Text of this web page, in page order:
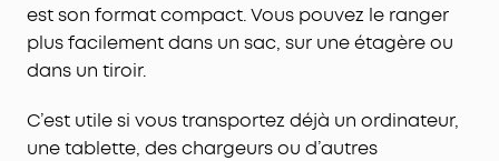
est son format compact. Vous pouvez le ranger
plus facilement dans un sac, sur une étagère ou
dans un tiroir.
C’est utile si vous transportez déjà un ordinateur,
une tablette, des chargeurs ou d’autres